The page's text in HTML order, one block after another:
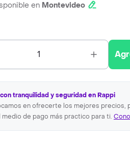
en Montevideo
1
tranquilidad y seguridad en Rappi
en ofrecerte los mejores precios,
medio de pago más practico para ti.